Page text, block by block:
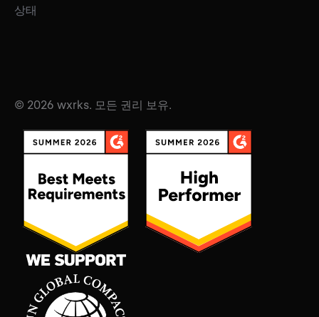
상태
© 2026 wxrks. 모든 권리 보유.